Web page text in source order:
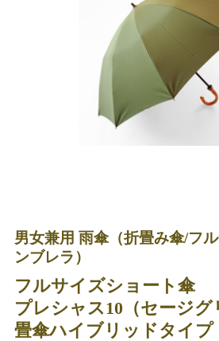
男女兼用 雨傘（折畳み傘/フ
ンブレラ）
フルサイズショート傘
プレシャス10（セージグ
畳傘ハイブリッドタイプ